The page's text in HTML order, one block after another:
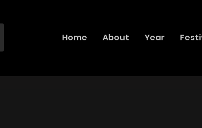
Home About Year